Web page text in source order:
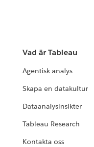
Vad är Tableau
Agentisk analys
Skapa en datakultur
Dataanalysinsikter
Tableau Research
Kontakta oss